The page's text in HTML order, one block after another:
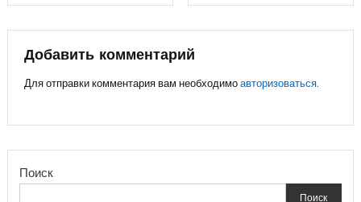
записям
Добавить комментарий
Для отправки комментария вам необходимоавторизоваться.
Поиск
Поиск